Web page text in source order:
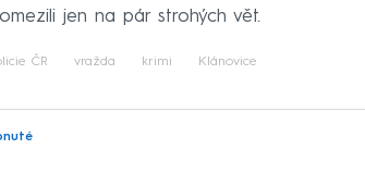
jen na pár strohých vět.
ČR vražda krimi Klánovice